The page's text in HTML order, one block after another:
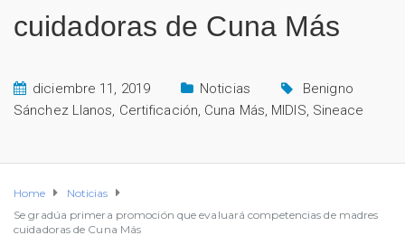
cuidadoras de Cuna Más
diciembre 11, 2019 Noticias
Benigno
Sánchez Llanos, Certificación, Cuna Más, MIDIS, Sineace
Home
Noticias
Se gradúa primera promoción que evaluará competencias de madres
cuidadoras de Cuna Más